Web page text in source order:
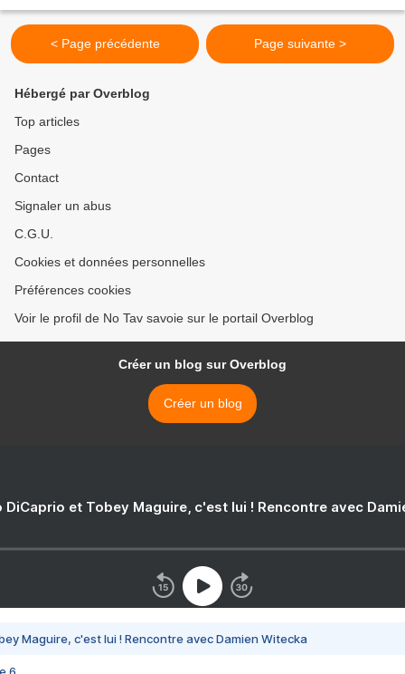
< Page précédente Page suivante >
Hébergé par Overblog
Top articles
Pages
Contact
Signaler un abus
C.G.U.
Cookies et données personnelles
Préférences cookies
Voir le profil de No Tav savoie sur le portail Overblog
Créer un blog sur Overblog
Créer un blog
DiCaprio et Tobey Maguire, c'est lui ! Rencontre avec
Maguire, c'est lui ! Rencontre avec Damien Witecka